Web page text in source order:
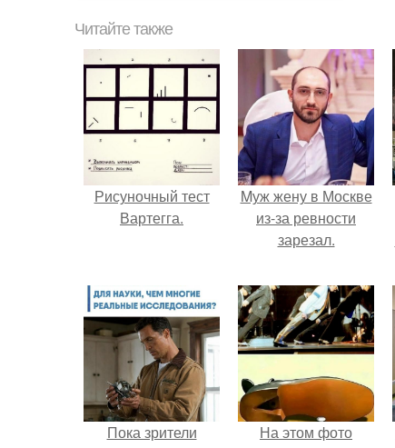
Читайте также
Рисуночный тест
Вартегга.
Mуж жену в Москве
из-за ревности
зарезал.
Пока зрители
На этом фото